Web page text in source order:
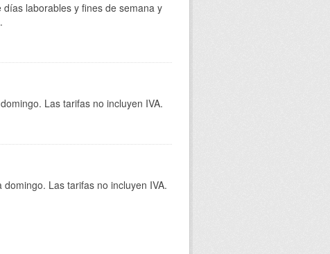
laborables y fines de semana y
Las tarifas no incluyen IVA.
Las tarifas no incluyen IVA.